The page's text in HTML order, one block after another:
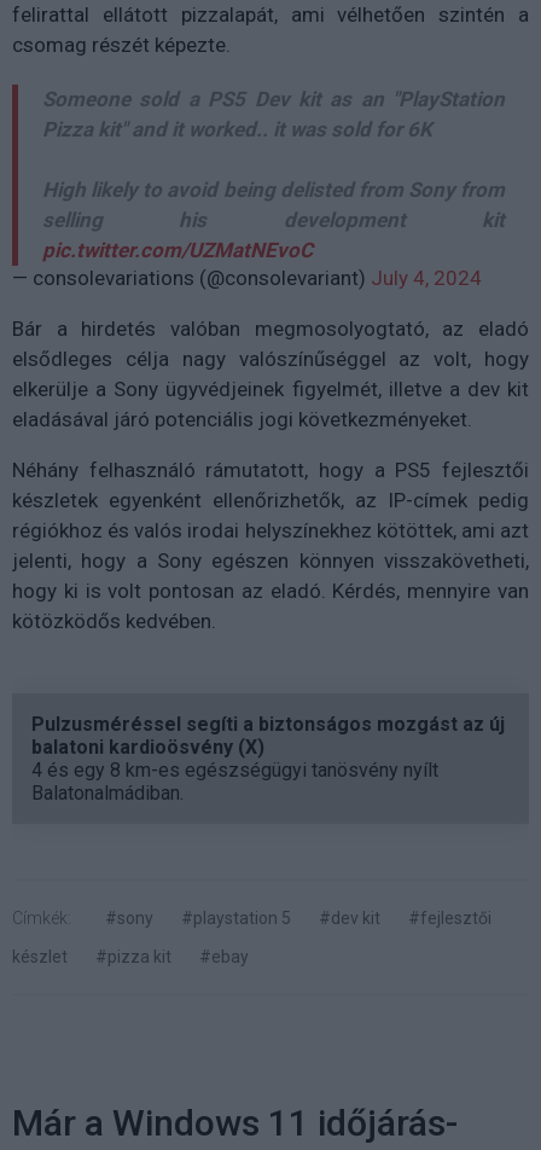
felirattal ellátott pizzalapát, ami vélhetően szintén a
csomag részét képezte.
Someone sold a PS5 Dev kit as an "PlayStation
Pizza kit" and it worked.. it was sold for 6K
High likely to avoid being delisted from Sony from
selling his development kit
pic.twitter.com/UZMatNEvoC
— consolevariations (@consolevariant) July 4, 2024
Bár a hirdetés valóban megmosolyogtató, az eladó
elsődleges célja nagy valószínűséggel az volt, hogy
elkerülje a Sony ügyvédjeinek figyelmét, illetve a dev kit
eladásával járó potenciális jogi következményeket.
Néhány felhasználó rámutatott, hogy a PS5 fejlesztői
készletek egyenként ellenőrizhetők, az IP-címek pedig
régiókhoz és valós irodai helyszínekhez kötöttek, ami azt
jelenti, hogy a Sony egészen könnyen visszakövetheti,
hogy ki is volt pontosan az eladó. Kérdés, mennyire van
kötözködős kedvében.
Pulzusméréssel segíti a biztonságos mozgást az új
balatoni kardioösvény (X)
4 és egy 8 km-es egészségügyi tanösvény nyílt
Balatonalmádiban.
Címkék: #sony #playstation 5 #dev kit
#fejlesztői
készlet
#pizza kit #ebay
Már a Windows 11 időjárás-